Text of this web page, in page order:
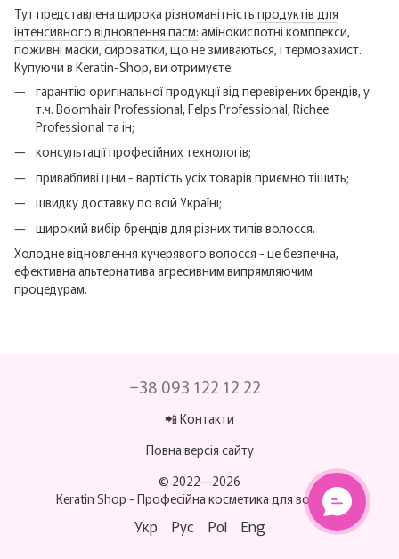
Тут представлена ​​широка різноманітність продуктів для
інтенсивного відновлення пасм: амінокислотні комплекси,
поживні маски, сироватки, що не змиваються, і термозахист.
Купуючи в Keratin-Shop, ви отримуєте:
гарантію оригінальної продукції від перевірених брендів, у
т.ч. Boomhair Professional, Felps Professional, Richee
Professional та ін;
консультації професійних технологів;
привабливі ціни - вартість усіх товарів приємно тішить;
швидку доставку по всій Україні;
широкий вибір брендів для різних типів волосся.
Холодне відновлення кучерявого волосся - це безпечна,
ефективна альтернатива агресивним випрямляючим
процедурам.
+38 093 122 12 22
📲 Контакти
Повна версія сайту
© 2022—2026
Keratin Shop - Професійна косметика для волосся
Укр Рус Pol Eng